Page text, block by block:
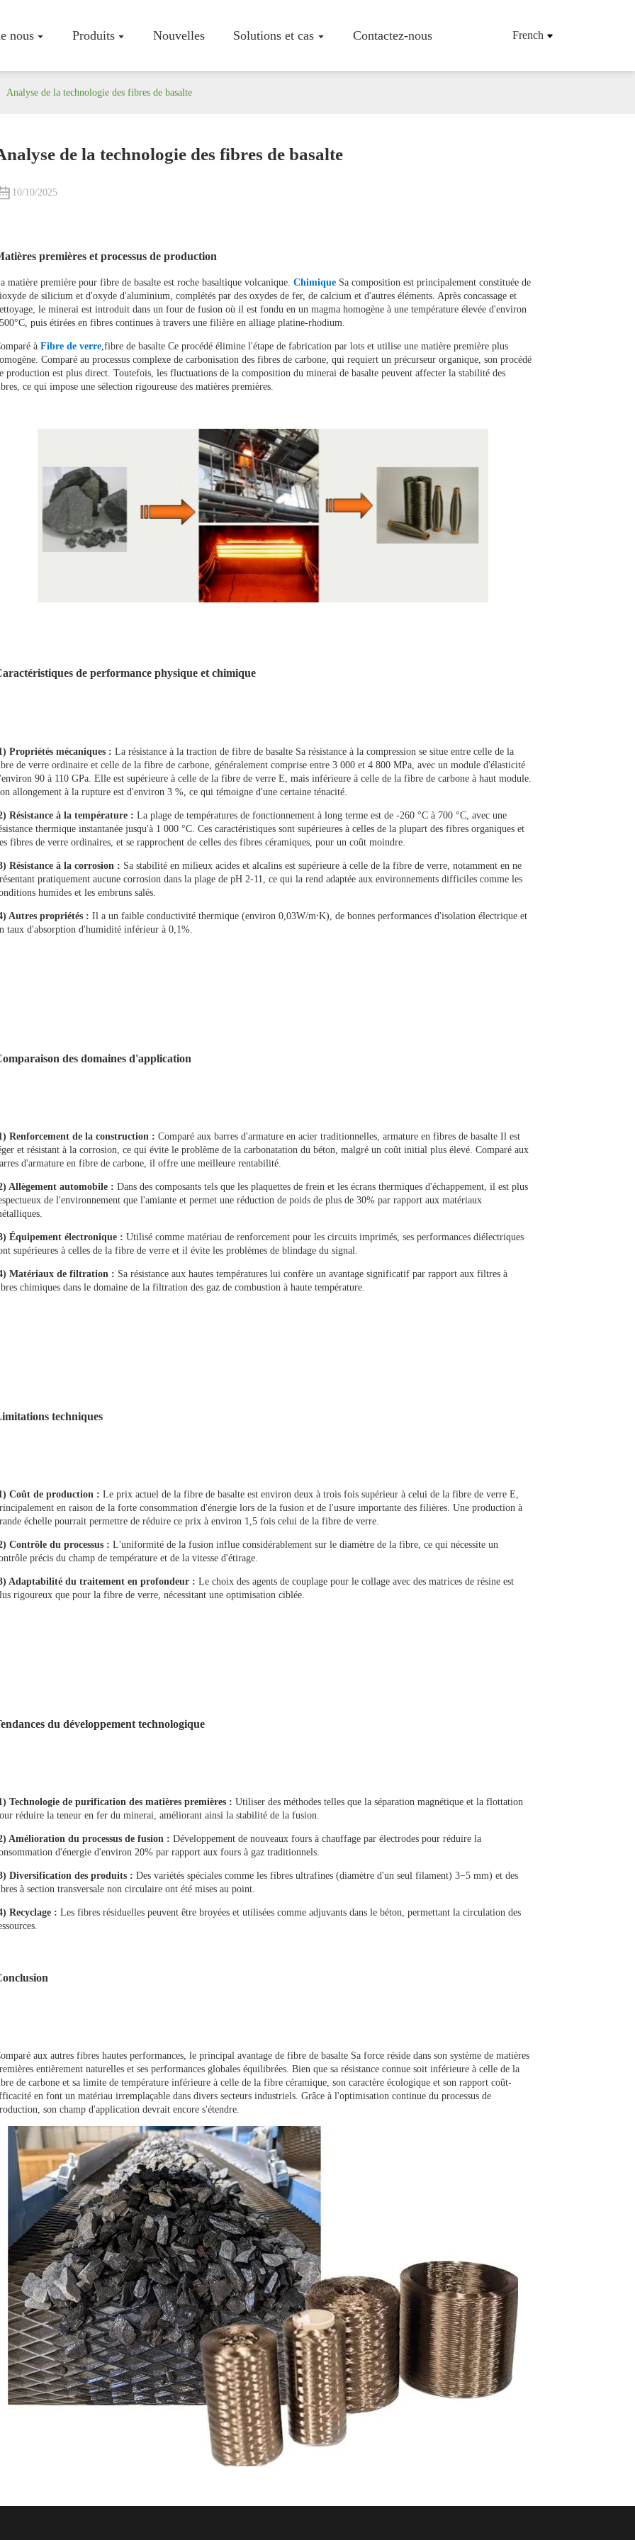
nous Produits Nouvelles Solutions et cas Contactez-nous French
Solutions
Cas
Analyse de la technologie des fibres de basalte
de la technologie des fibres de basalte
10/10/2025
premières et processus de production
matière première pour fibre de basalte est roche basaltique volcanique. Chimique Sa composition est principalement constituée de
de silicium et d'oxyde d'aluminium, complétés par des oxydes de fer, de calcium et d'autres éléments. Après concassage et
le minerai est introduit dans un four de fusion où il est fondu en un magma homogène à une température élevée d'environ
puis étirées en fibres continues à travers une filière en alliage platine-rhodium.
à Fibre de verre fibre de basalte Ce procédé élimine l'étape de fabrication par lots et utilise une matière première plus
Comparé au processus complexe de carbonisation des fibres de carbone, qui requiert un précurseur organique, son procédé
production est plus direct. Toutefois, les fluctuations de la composition du minerai de basalte peuvent affecter la stabilité des
ce qui impose une sélection rigoureuse des matières premières.
de performance physique et chimique
Propriétés mécaniques : La résistance à la traction de fibre de basalte Sa résistance à la compression se situe entre celle de la
de verre ordinaire et celle de la fibre de carbone, généralement comprise entre 3 000 et 4 800 MPa, avec un module d'élasticité
90 à 110 GPa. Elle est supérieure à celle de la fibre de verre E, mais inférieure à celle de la fibre de carbone à haut module.
allongement à la rupture est d'environ 3 %, ce qui témoigne d'une certaine ténacité.
Résistance à la température : La plage de températures de fonctionnement à long terme est de -260 °C à 700 °C, avec une
thermique instantanée jusqu'à 1 000 °C. Ces caractéristiques sont supérieures à celles de la plupart des fibres organiques et
fibres de verre ordinaires, et se rapprochent de celles des fibres céramiques, pour un coût moindre.
Résistance à la corrosion : Sa stabilité en milieux acides et alcalins est supérieure à celle de la fibre de verre, notamment en ne
pratiquement aucune corrosion dans la plage de pH 2-11, ce qui la rend adaptée aux environnements difficiles comme les
humides et les embruns salés.
Autres propriétés : Il a un faible conductivité thermique (environ 0,03W/m⋅K), de bonnes performances d'isolation électrique et
taux d'absorption d'humidité inférieur à 0,1%
des domaines d'application
Renforcement de la construction : Comparé aux barres d'armature en acier traditionnelles, armature en fibres de basalte Il est
et résistant à la corrosion, ce qui évite le problème de la carbonatation du béton, malgré un coût initial plus élevé. Comparé aux
d'armature en fibre de carbone, il offre une meilleure rentabilité.
Allègement automobile : Dans des composants tels que les plaquettes de frein et les écrans thermiques d'échappement, il est plus
de l'environnement que l'amiante et permet une réduction de poids de plus de 30% par rapport aux matériaux
Équipement électronique : Utilisé comme matériau de renforcement pour les circuits imprimés, ses performances diélectriques
supérieures à celles de la fibre de verre et il évite les problèmes de blindage du signal.
Matériaux de filtration : Sa résistance aux hautes températures lui confère un avantage significatif par rapport aux filtres à
chimiques dans le domaine de la filtration des gaz de combustion à haute température.
techniques
Coût de production : Le prix actuel de la fibre de basalte est environ deux à trois fois supérieur à celui de la fibre de verre E,
en raison de la forte consommation d'énergie lors de la fusion et de l'usure importante des filières. Une production à
échelle pourrait permettre de réduire ce prix à environ 1,5 fois celui de la fibre de verre.
Contrôle du processus : L'uniformité de la fusion influe considérablement sur le diamètre de la fibre, ce qui nécessite un
précis du champ de température et de la vitesse d'étirage.
Adaptabilité du traitement en profondeur : Le choix des agents de couplage pour le collage avec des matrices de résine est
rigoureux que pour la fibre de verre, nécessitant une optimisation ciblée.
du développement technologique
Technologie de purification des matières premières : Utiliser des méthodes telles que la séparation magnétique et la flottation
réduire la teneur en fer du minerai, améliorant ainsi la stabilité de la fusion.
Amélioration du processus de fusion : Développement de nouveaux fours à chauffage par électrodes pour réduire la
d'énergie d'environ 20% par rapport aux fours à gaz traditionnels.
Diversification des produits : Des variétés spéciales comme les fibres ultrafines (diamètre d'un seul filament) 3−5 mm) et des
à section transversale non circulaire ont été mises au point.
Recyclage : Les fibres résiduelles peuvent être broyées et utilisées comme adjuvants dans le béton, permettant la circulation des
aux autres fibres hautes performances, le principal avantage de fibre de basalte Sa force réside dans son système de matières
entièrement naturelles et ses performances globales équilibrées. Bien que sa résistance connue soit inférieure à celle de la
de carbone et sa limite de température inférieure à celle de la fibre céramique, son caractère écologique et son rapport coût-
en font un matériau irremplaçable dans divers secteurs industriels. Grâce à l'optimisation continue du processus de
son champ d'application devrait encore s'étendre.